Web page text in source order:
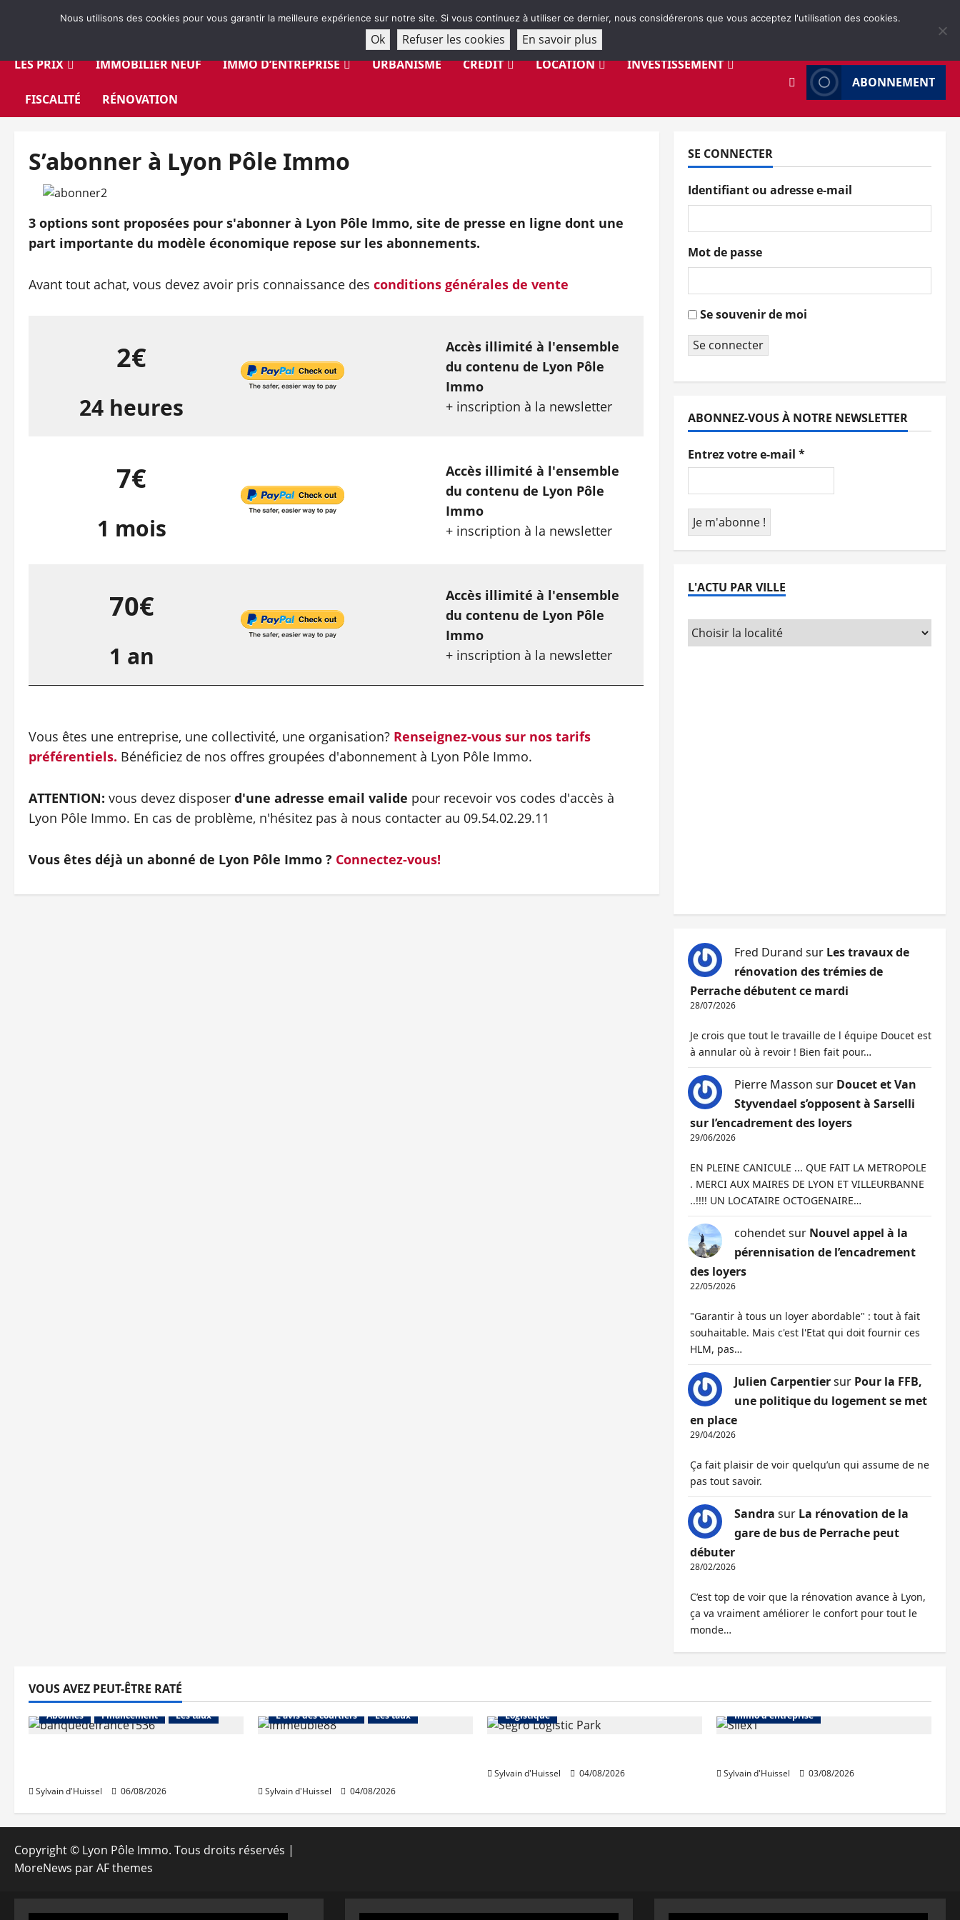
LES PRIX
IMMOBILIER NEUF IMMO D’ENTREPRISE URBANISME CRÉDIT LOCATION INVESTISSEMENT
FISCALITÉ RÉNOVATION
ABONNEMENT
S’abonner à Lyon Pôle Immo
3 options sont proposées pour s'abonner à Lyon Pôle Immo, site de presse en ligne dont une
part importante du modèle économique repose sur les abonnements.
Avant tout achat, vous devez avoir pris connaissance des conditions générales de vente
2€
24 heures
Accès illimité à l'ensemble
du contenu de Lyon Pôle
Immo
+ inscription à la newsletter
7€
1 mois
Accès illimité à l'ensemble
du contenu de Lyon Pôle
Immo
+ inscription à la newsletter
70€
1 an
Accès illimité à l'ensemble
du contenu de Lyon Pôle
Immo
+ inscription à la newsletter
Vous êtes une entreprise, une collectivité, une organisation? Renseignez-vous sur nos tarifs
préférentiels. Bénéficiez de nos offres groupées d'abonnement à Lyon Pôle Immo.
ATTENTION: vous devez disposer d'une adresse email valide pour recevoir vos codes d'accès à
Lyon Pôle Immo. En cas de problème, n'hésitez pas à nous contacter au 09.54.02.29.11
Vous êtes déjà un abonné de Lyon Pôle Immo ? Connectez-vous!
SE CONNECTER
Identifiant ou adresse e-mail
Mot de passe
Se souvenir de moi
Se connecter
ABONNEZ-VOUS À NOTRE NEWSLETTER
Entrez votre e-mail *
L'ACTU PAR VILLE
Fred Durand sur Les travaux de
rénovation des trémies de
Perrache débutent ce mardi
28/07/2026
Je crois que tout le travaille de l équipe Doucet est
à annular où à revoir ! Bien fait pour…
Pierre Masson sur Doucet et Van
Styvendael s’opposent à Sarselli
sur l’encadrement des loyers
29/06/2026
EN PLEINE CANICULE ... QUE FAIT LA METROPOLE
. MERCI AUX MAIRES DE LYON ET VILLEURBANNE
..!!!! UN LOCATAIRE OCTOGENAIRE…
cohendetsur Nouvel appel à la
pérennisation de l’encadrement
des loyers
22/05/2026
"Garantir à tous un loyer abordable" : tout à fait
souhaitable. Mais c'est l'Etat qui doit fournir ces
HLM, pas…
Julien Carpentiersur Pour la FFB,
une politique du logement se met
en place
29/04/2026
Ça fait plaisir de voir quelqu’un qui assume de ne
pas tout savoir.
Sandra sur La rénovation de la
gare de bus de Perrache peut
débuter
28/02/2026
C’est top de voir que la rénovation avance à Lyon,
ça va vraiment améliorer le confort pour tout le
monde…
VOUS AVEZ PEUT-ÊTRE RATÉ
Abonnés Financement Les taux
Sylvain d'Huissel 06/08/2026
L'avis des courtiers
Les taux
Sylvain d'Huissel 04/08/2026
Logistique
Sylvain d'Huissel 04/08/2026
Immo d'entreprise
Sylvain d'Huissel 03/08/2026
Copyright © Lyon Pôle Immo. Tous droits réservés |
MoreNews par AF themes
Nous utilisons des cookies pour vous garantir la meilleure expérience sur notre site. Si vous continuez à utiliser ce dernier, nous considérerons que vous acceptez l'utilisation des cookies.
Ok Refuser les cookies En savoir plus